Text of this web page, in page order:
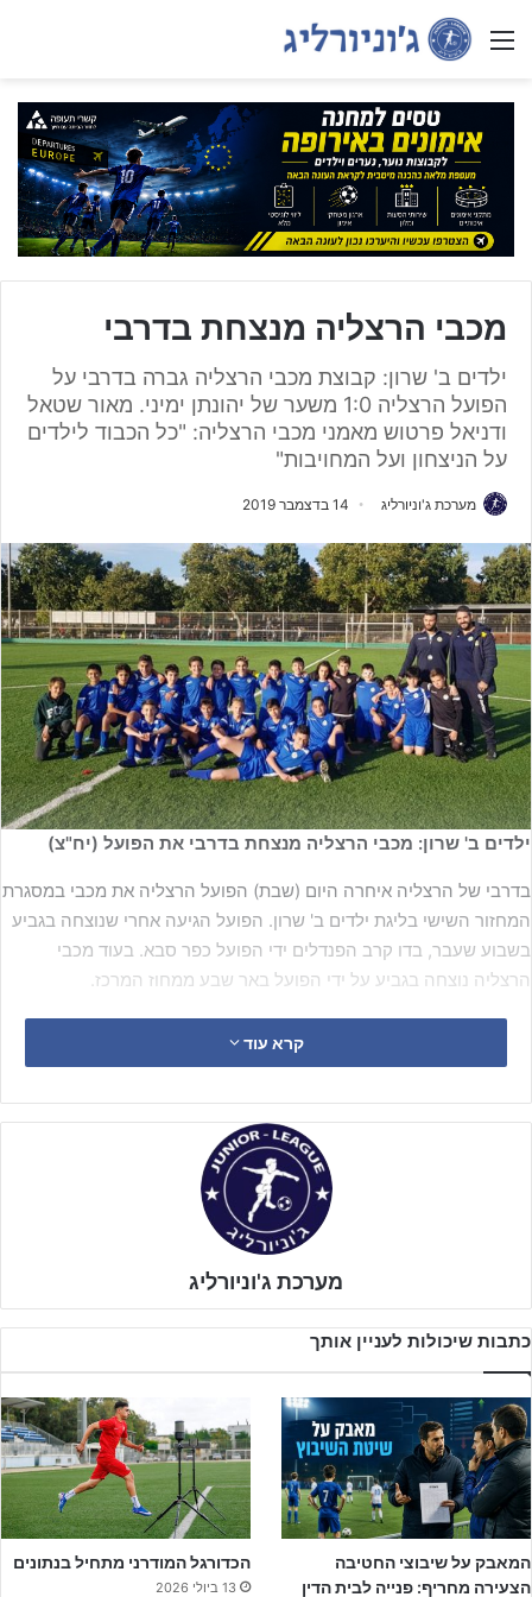
Menu
מכבי הרצליה מנצחת בדרבי
ילדים ב' שרון: קבוצת מכבי הרצליה גברה בדרבי על
הפועל הרצליה 1:0 משער של יהונתן ימיני. מאור שטאל
ודניאל פרטוש מאמני מכבי הרצליה: "כל הכבוד לילדים
על הניצחון ועל המחויבות"
מערכת ג'וניורליג 14 בדצמבר 2019
ילדים ב' שרון: מכבי הרצליה מנצחת בדרבי את הפועל (יח"צ)
בדרבי של הרצליה איחרה היום (שבת) הפועל הרצליה את מכבי במסגרת
המחזור השישי בליגת ילדים ב' שרון. הפועל הגיעה אחרי שנוצחה בגביע
בשבוע שעבר, בדו קרב הפנדלים ידי הפועל כפר סבא. בעוד מכבי
הרצליה נוצחה בגביע על ידי הפועל באר שבע ממחוז המרכז.
מכבי פתחה היטב את המשחק אך לא הצליחה למצוא את הרשת במהלך
השליש הראשון של המשחק. בשליש השנייהונתן ימינימכדור חופשי
העלה את מכבי ליתרון 1:0 שהייתה גם תוצאת הסיום של השליש.
קרא עוד
מערכת ג'וניורליג
כתבות שיכולות לעניין אותך
המאבק על שיבוצי החטיבה
הצעירה מחריף: פנייה לבית הדין
הכדורגל המודרני מתחיל בנתונים
13 ביולי 2026